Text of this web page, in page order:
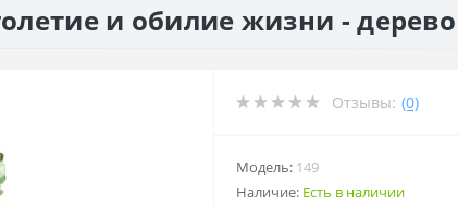
и обилие жизни - дерево
Отзывы: (0)
Модель: 149
Наличие: Есть в наличии